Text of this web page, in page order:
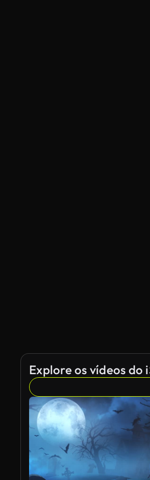
Explore os vídeos do